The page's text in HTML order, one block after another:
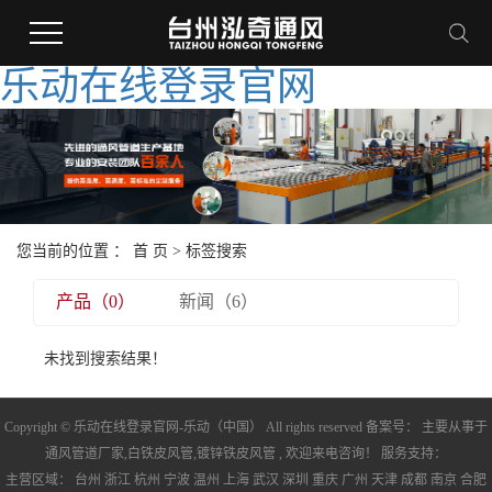
乐动在线登录官网
您当前的位置 ： 首 页 > 标签搜索
产品（0） 新闻（6）
未找到搜索结果！
Copyright © 乐动在线登录官网-乐动（中国） All rights reserved 备案号： 主要从事于
通风管道厂家, 白铁皮风管,镀锌铁皮风管 , 欢迎来电咨询！ 服务支持：
主营区域： 台州 浙江 杭州 宁波 温州 上海 武汉 深圳 重庆 广州 天津 成都 南京 合肥